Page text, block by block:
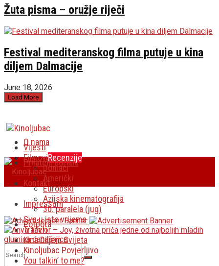
Žuta pisma – oružje riječi
Festival mediteranskog filma putuje u kina
diljem Dalmacije
June 18, 2026
Load More
O nama
Prijatelji portala
Kontakt
Impressum
Potpora
Vijesti
FilmoviRecenzije
Domaći
Američki
Europski
Azijska kinematografija
30. paralela (jug)
Sve u isto vrijeme
Traileri
Kina Diljem Svijeta
Kinoljubac Povjerljivo
You talkin’ to me?